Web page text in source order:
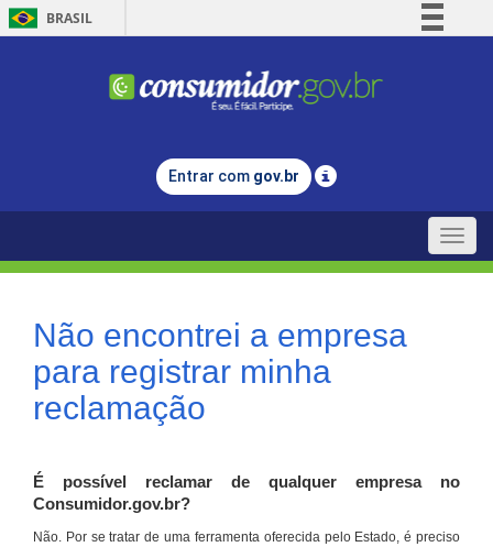
BRASIL
Comunica BR
Legislação
Entrar com gov.br
Toggle
Não encontrei a empresa
para registrar minha
reclamação
É possível reclamar de qualquer empresa no
Consumidor.gov.br?
Não. Por se tratar de uma ferramenta oferecida pelo Estado, é preciso